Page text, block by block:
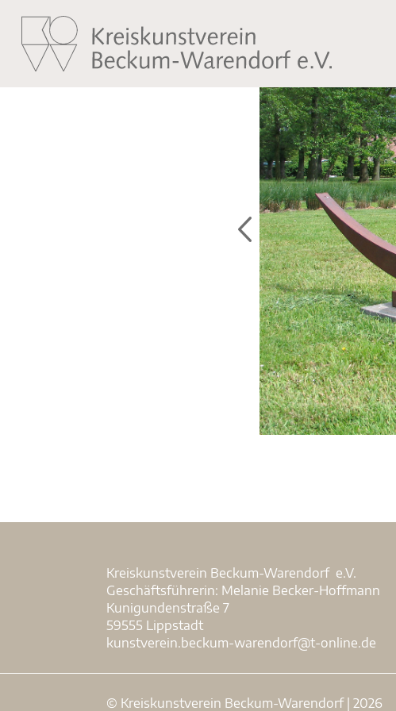
Kreiskunstverein Beckum-Warendorf e.V.
Geschäftsführerin: Melanie Becker-Hoffmann
Kunigundenstraße 7
59555 Lippstadt
kunstverein.beckum-warendorf@t-online.de
© Kreiskunstverein Beckum-Warendorf | 2026